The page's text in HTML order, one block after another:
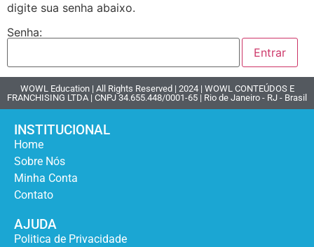
digite sua senha abaixo.
Senha:
WOWL Education | All Rights Reserved | 2024 | WOWL CONTEÚDOS E
FRANCHISING LTDA | CNPJ 34.655.448/0001-65 | Rio de Janeiro - RJ - Brasil
INSTITUCIONAL
Home
Sobre Nós
Minha Conta
Contato
AJUDA
Politica de Privacidade